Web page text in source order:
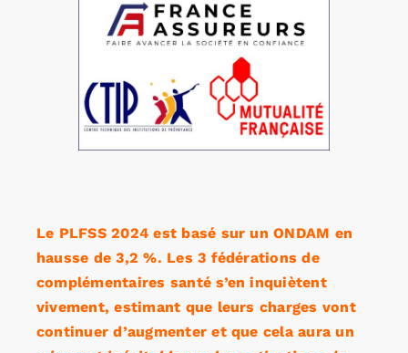
Le PLFSS 2024 est basé sur un ONDAM en
hausse de 3,2 %. Les 3 fédérations de
complémentaires santé s’en inquiètent
vivement, estimant que leurs charges vont
continuer d’augmenter et que cela aura un